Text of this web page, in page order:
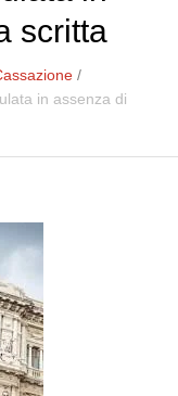
scritta
/
in assenza di